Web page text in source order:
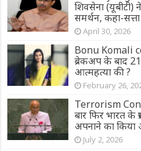
शिवसेना (यूबीटी)
समर्थन, कहा-
April 30, 2026
Bonu Komali
ब्रेकअप के बाद 21
आत्महत्या की ?
February 26,
Terrorism
बार फिर भारत के
अपनाने का किया
July 2, 2026